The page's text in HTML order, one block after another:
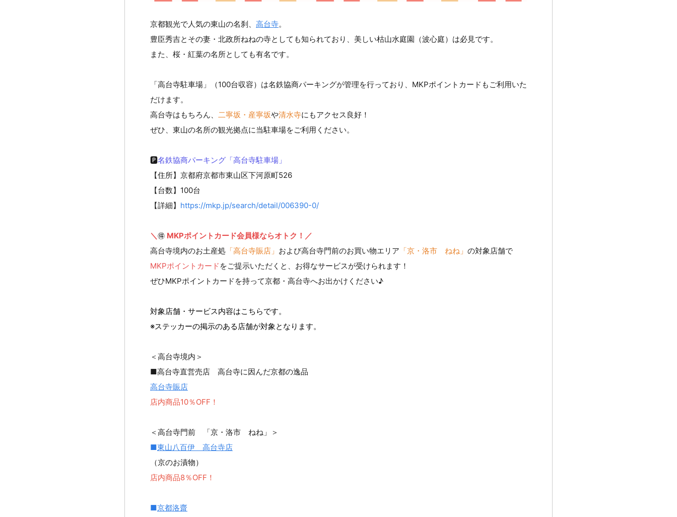
京都観光で人気の東山の名刹、 高台寺。
豊臣秀吉とその妻・北政所ねねの寺としても知られており、美しい枯山水庭園（波心庭）は必見です。
また、桜・紅葉の名所としても有名です。
「高台寺駐車場」（100台収容）は名鉄協商パーキングが管理を行っており、MKPポイントカードもご利用いた
だけます。
高台寺はもちろん、 二寧坂・産寧坂や清水寺にもアクセス良好！
ぜひ、東山の名所の観光拠点に当駐車場をご利用ください。
🅿名鉄協商パーキング「高台寺駐車場」
【住所】京都府京都市東山区下河原町526
【台数】100台
【詳細】 https://mkp.jp/search/detail/006390-0/
＼🉐 MKPポイントカード会員様ならオトク！／
高台寺境内のお土産処 「高台寺賑店」 および高台寺門前のお買い物エリア 「京・洛市 ねね」 の対象店舗で
MKPポイントカード をご提示いただくと、お得なサービスが受けられます！
ぜひMKPポイントカードを持って京都・高台寺へお出かけください♪
対象店舗・サービス内容はこちらです。
※ステッカーの掲示のある店舗が対象となります。
＜高台寺境内＞
■高台寺直営売店 高台寺に因んだ京都の逸品
高台寺賑店
店内商品10％OFF！
＜高台寺門前 「京・洛市 ねね」＞
■東山八百伊 高台寺店
（京のお漬物）
店内商品8％OFF！
■京都洛齋